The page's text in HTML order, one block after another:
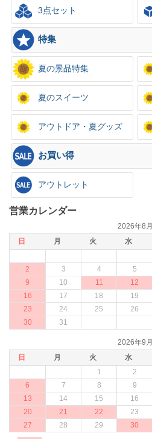
3点セット
特集
夏の景品特集
夏のスイーツ
アウトドア・夏グッズ
お買い得
アウトレット
営業カレンダー
2026年8月
日
月 火 水
2
3 4 5
9
10 11 12
16
17 18 19
23
24 25 26
30
31
2026年9月
日
月 火 水
1
2
6
7 8 9
13
14 15 16
20
21 22 23
27
28 29 30